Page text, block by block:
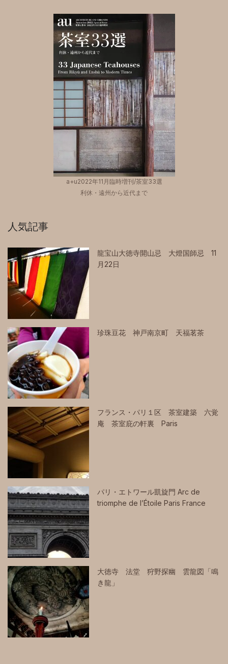
a+u2022年11月臨時増刊/茶室33選
利休・遠州から近代まで
人気記事
龍宝山大徳寺開山忌 大燈国師忌 11
月22日
珍珠豆花 神戸南京町 天福茗茶
フランス・パリ１区 茶室建築 六覚
庵 茶室庇の軒裏 Paris
パリ・エトワール凱旋門 Arc de
triomphe de l’Étoile Paris France
大徳寺 法堂 狩野探幽 雲龍図「鳴
き龍」